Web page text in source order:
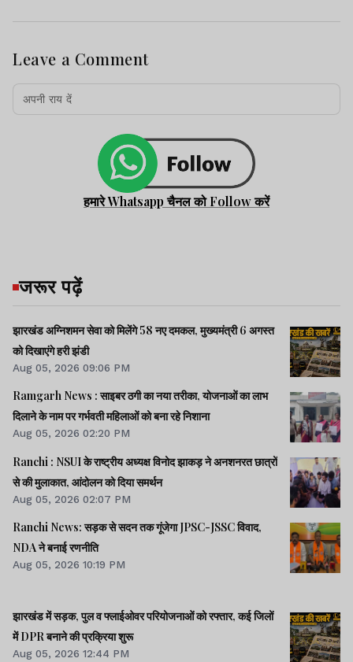
Leave a Comment
हमारे Whatsapp चैनल को Follow करें
जरूर पढ़ें
झारखंड अग्निशमन सेवा को मिलेंगे 58 नए दमकल, मुख्यमंत्री 6 अगस्त
को दिखाएंगे हरी झंडी
Aug 05, 2026 09:06 PM
Ramgarh News : साइबर ठगी का नया तरीका, योजनाओं का लाभ
दिलाने के नाम पर गर्भवती महिलाओं को बना रहे निशाना
Aug 05, 2026 02:20 PM
Ranchi : NSUI के राष्ट्रीय अध्यक्ष विनोद झाकड़ ने अनशनरत छात्रों
से की मुलाकात, आंदोलन को दिया समर्थन
Aug 05, 2026 02:07 PM
Ranchi News: सड़क से सदन तक गूंजेगा JPSC-JSSC विवाद,
NDA ने बनाई रणनीति
Aug 05, 2026 10:19 PM
झारखंड में सड़क, पुल व फ्लाईओवर परियोजनाओं को रफ्तार, कई जिलों
में DPR बनाने की प्रक्रिया शुरू
Aug 05, 2026 12:44 PM